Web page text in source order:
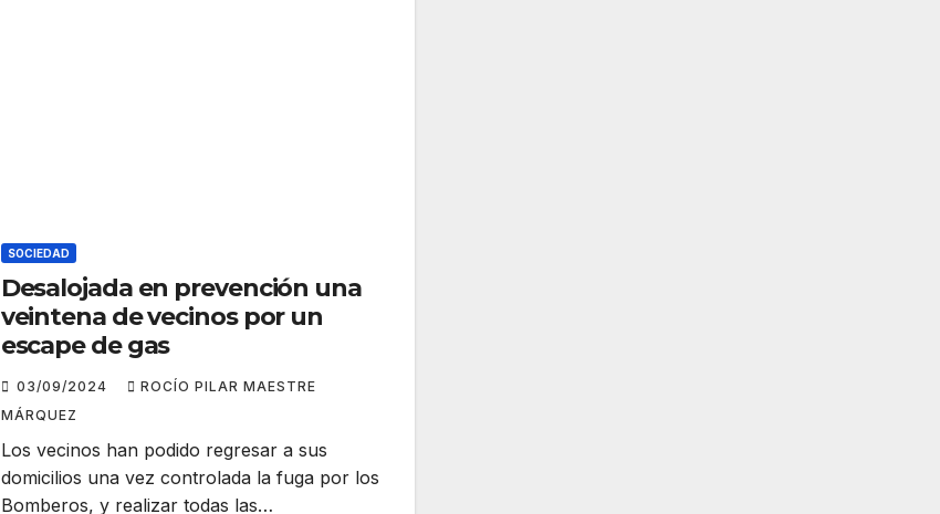
SOCIEDAD
Desalojada en prevención una
veintena de vecinos por un
escape de gas
03/09/2024
ROCÍO PILAR MAESTRE
MÁRQUEZ
Los vecinos han podido regresar a sus
domicilios una vez controlada la fuga por los
Bomberos, y realizar todas las…